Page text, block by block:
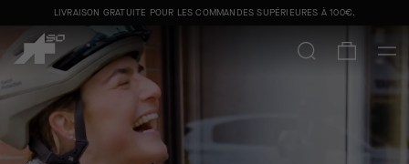
LIVRAISON GRATUITE POUR LES COMMANDES SUPÉRIEURES À 100€.
C13 | COMMUNITY |